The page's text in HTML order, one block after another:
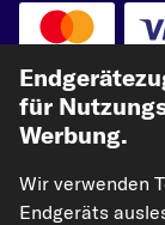
Unsere
für
Werbung.
Wir verwenden
Endgeräts